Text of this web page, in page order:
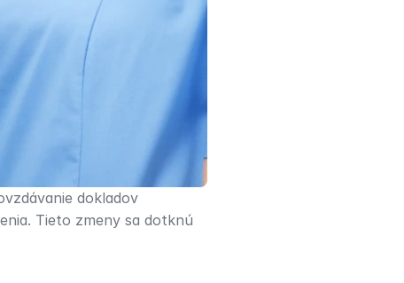
dokladov
Tieto zmeny sa dotknú